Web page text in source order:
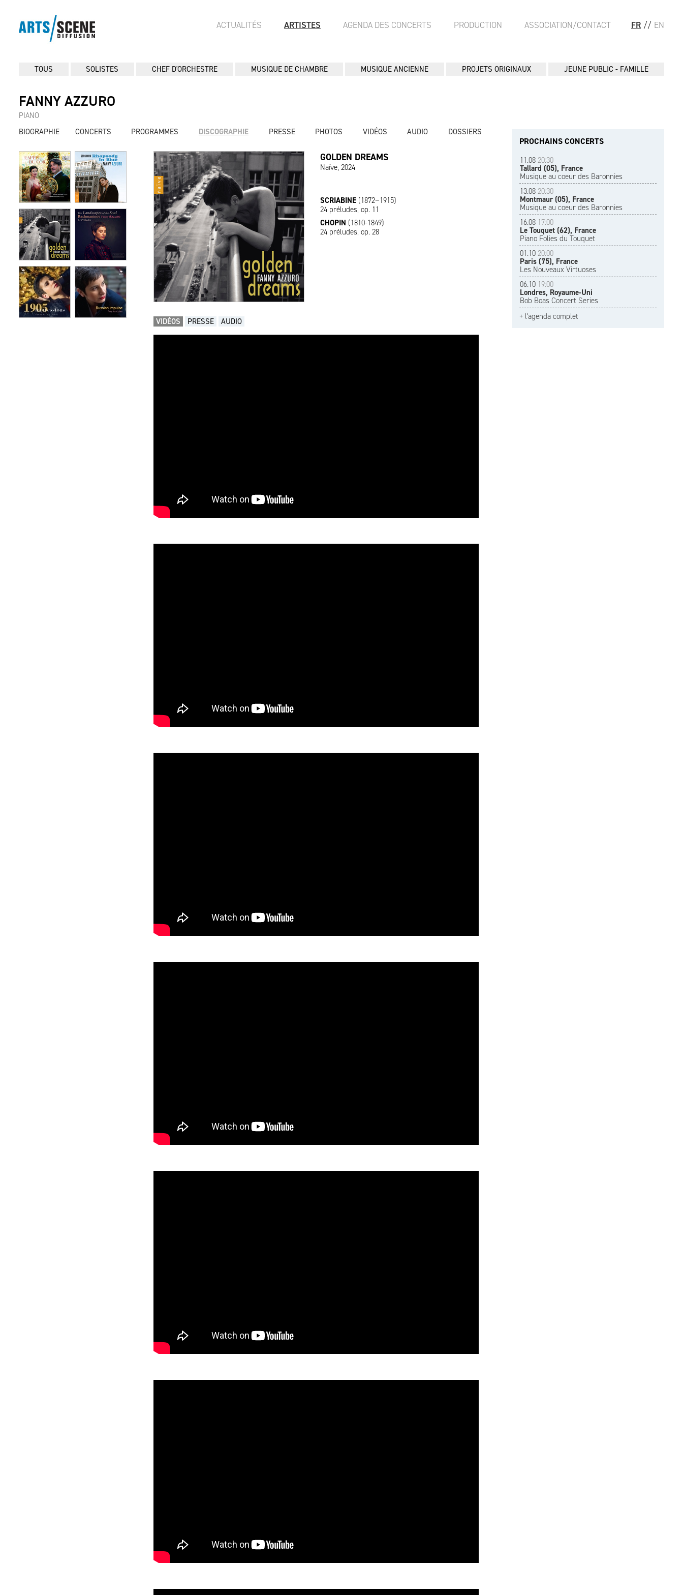
FR // EN
ACTUALITÉS ARTISTES AGENDA DES CONCERTS PRODUCTION ASSOCIATION/CONTACT
TOUS SOLISTES CHEF D'ORCHESTRE MUSIQUE DE CHAMBRE MUSIQUE ANCIENNE PROJETS ORIGINAUX JEUNE PUBLIC - FAMILLE
FANNY AZZURO
PIANO
BIOGRAPHIE
CONCERTS PROGRAMMES DISCOGRAPHIE PRESSE PHOTOS VIDÉOS AUDIO DOSSIERS
GOLDEN DREAMS
Naïve, 2024
SCRIABINE(1872−1915)
24 préludes, op. 11
CHOPIN (1810-1849)
24 préludes, op. 28
VIDÉOS PRESSE AUDIO
PROCHAINS CONCERTS
11.08 20:30
Tallard (05), France
Musique au coeur des Baronnies
13.08 20:30
Montmaur (05), France
Musique au coeur des Baronnies
16.08 17:00
Le Touquet (62), France
Piano Folies du Touquet
01.10 20:00
Paris (75), France
Les Nouveaux Virtuoses
06.10 19:00
Londres, Royaume-Uni
Bob Boas Concert Series
+ l'agenda complet